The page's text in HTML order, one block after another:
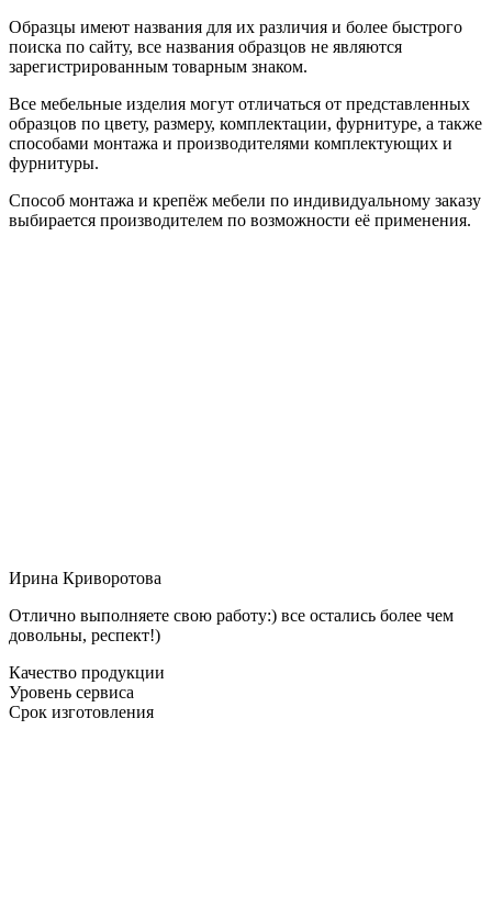
Образцы имеют названия для их различия и более быстрого
поиска по сайту, все названия образцов не являются
зарегистрированным товарным знаком.
Все мебельные изделия могут отличаться от представленных
образцов по цвету, размеру, комплектации, фурнитуре, а также
способами монтажа и производителями комплектующих и
фурнитуры.
Способ монтажа и крепёж мебели по индивидуальному заказу
выбирается производителем по возможности её применения.
Ирина Криворотова
Отлично выполняете свою работу:) все остались более чем
довольны, респект!)
Качество продукции
Уровень сервиса
Срок изготовления